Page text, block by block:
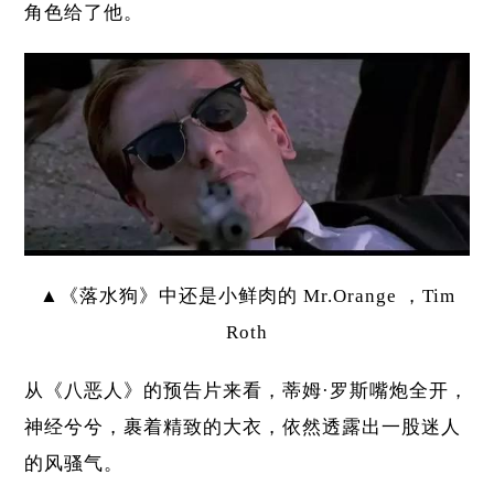
角色给了他。
▲《落水狗》中还是小鲜肉的 Mr.Orange ，Tim
Roth
从《八恶人》的预告片来看，蒂姆·罗斯嘴炮全开，
神经兮兮，裹着精致的大衣，依然透露出一股迷人
的风骚气。